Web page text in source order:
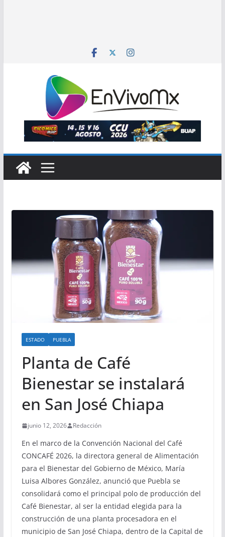
ESTADO PUEBLA
Planta de Café
Bienestar se instalará
en San José Chiapa
junio 12, 2026 Redacción
En el marco de la Convención Nacional del Café
CONCAFÉ 2026, la directora general de Alimentación
para el Bienestar del Gobierno de México, María
Luisa Albores González, anunció que Puebla se
consolidará como el principal polo de producción del
Café Bienestar, al ser la entidad elegida para la
construcción de una planta procesadora en el
municipio de San José Chiapa, dentro de la Capital de